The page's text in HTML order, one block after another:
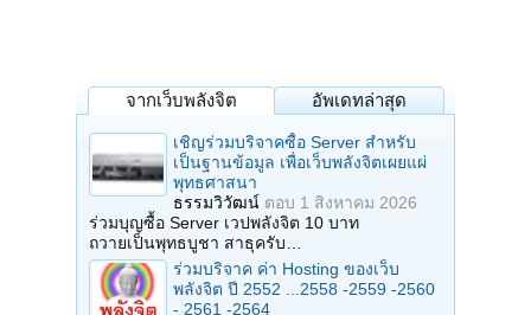
จากเว็บพลังจิต อัพเดทล่าสุด
เชิญร่วมบริจาคซื้อ Server สำหรับ
เป็นฐานข้อมูล เพื่อเว็บพลังจิตเผยแผ่
พุทธศาสนา
ธรรมวิวัฒน์ ตอบ 1 สิงหาคม 2026
ร่วมบุญซื้อ Server เวปพลังจิต 10 บาท
ถวายเป็นพุทธบูชา สาธุครับ…
ร่วมบริจาค ค่า Hosting ของเว็บ
พลังจิต ปี 2552 ...2558 -2559 -2560
- 2561 -2564